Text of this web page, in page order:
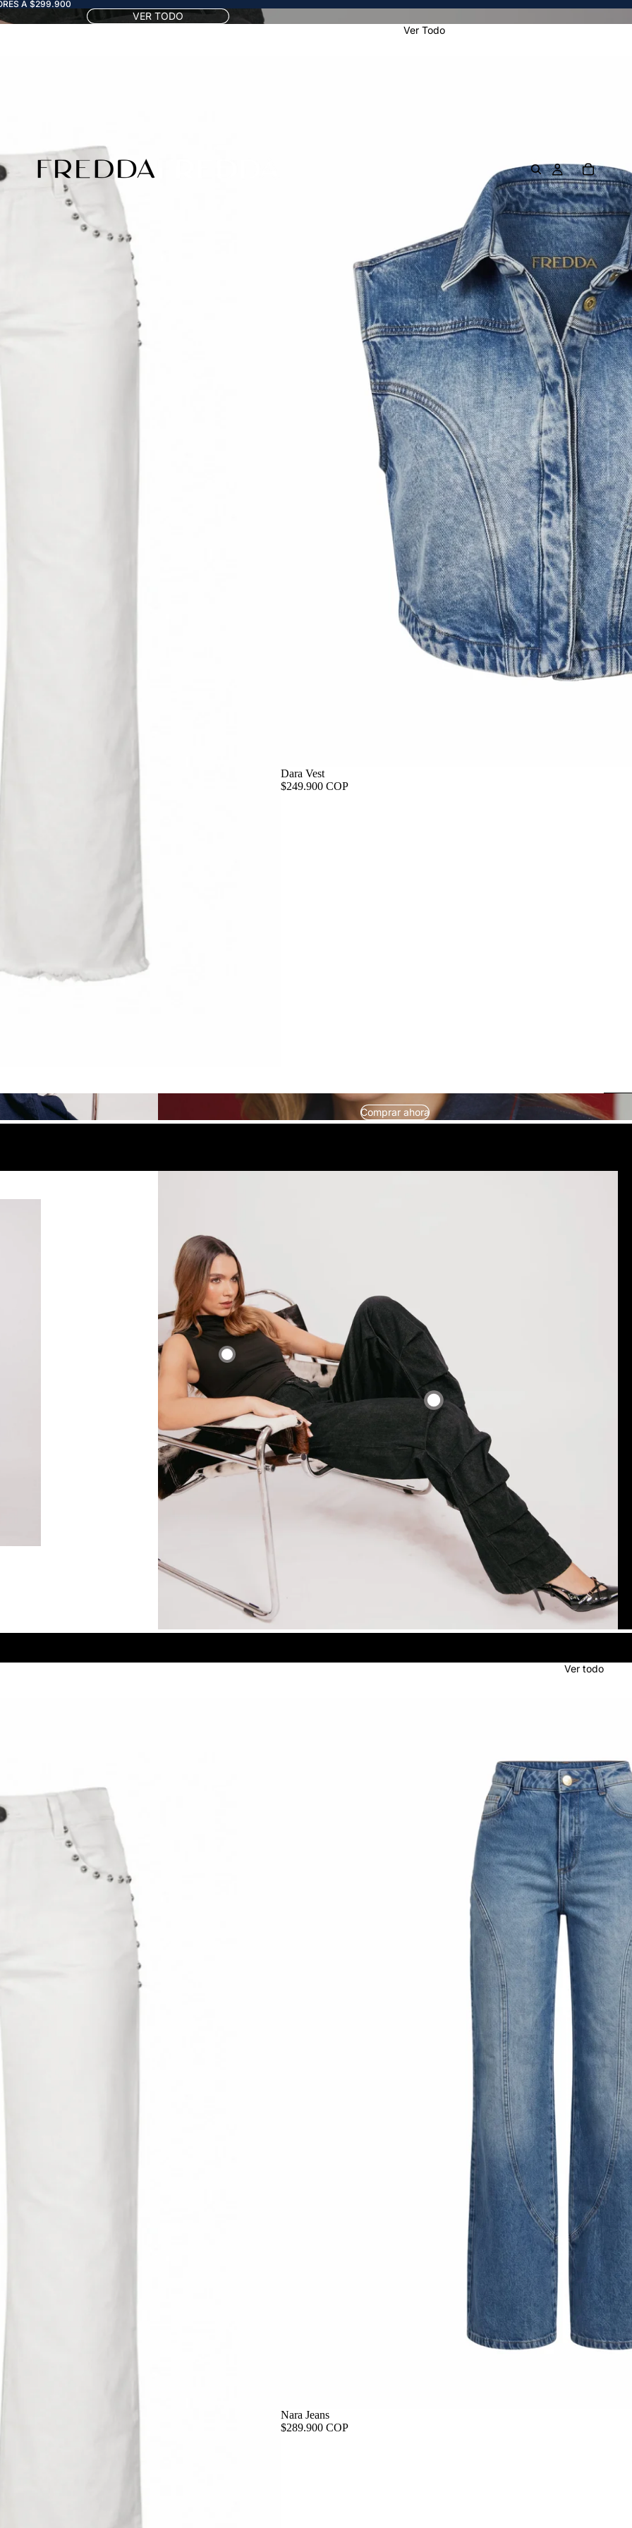
A $299.900
VER TODO
Ver Todo
Dara Vest
$249.900 COP
Comprar ahora
Ver todo
Nara Jeans
$289.900 COP